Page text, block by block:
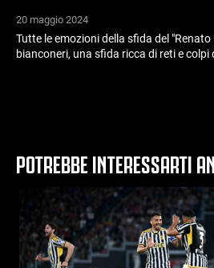
VIDEO
20 maggio 2024
Tutte le emozioni della sfida del "Renato
bianconeri, una sfida ricca di reti e colpi
POTREBBE INTERESSARTI